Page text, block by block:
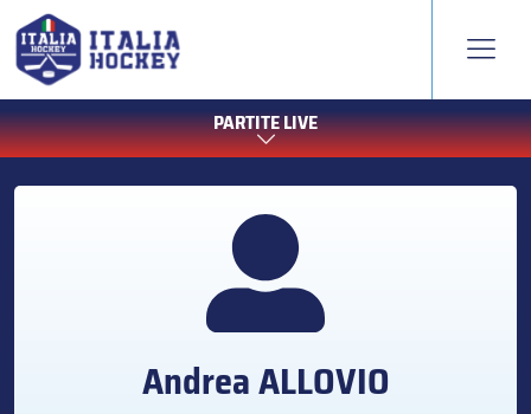
PARTITE LIVE
AndreaALLOVIO